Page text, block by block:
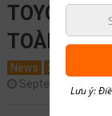
TOYOTA
TOÀN MỚI
News Sản Phẩm
September 19,
Lưu ý: